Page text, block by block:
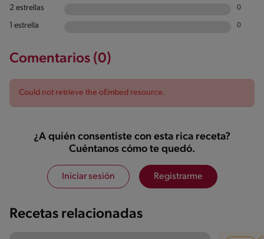
2 estrellas 0
1 estrella 0
Comentarios (0)
Could not retrieve the oEmbed resource.
¿A quién consentiste con esta rica receta?
Cuéntanos cómo te quedó.
Iniciar sesión Registrarme
Recetas relacionadas